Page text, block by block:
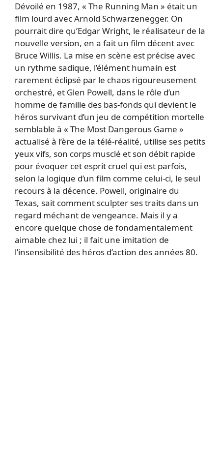
Dévoilé en 1987, « The Running Man » était un
film lourd avec Arnold Schwarzenegger. On
pourrait dire qu’Edgar Wright, le réalisateur de la
nouvelle version, en a fait un film décent avec
Bruce Willis. La mise en scène est précise avec
un rythme sadique, l’élément humain est
rarement éclipsé par le chaos rigoureusement
orchestré, et Glen Powell, dans le rôle d’un
homme de famille des bas-fonds qui devient le
héros survivant d’un jeu de compétition mortelle
semblable à « The Most Dangerous Game »
actualisé à l’ère de la télé-réalité, utilise ses petits
yeux vifs, son corps musclé et son débit rapide
pour évoquer cet esprit cruel qui est parfois,
selon la logique d’un film comme celui-ci, le seul
recours à la décence. Powell, originaire du
Texas, sait comment sculpter ses traits dans un
regard méchant de vengeance. Mais il y a
encore quelque chose de fondamentalement
aimable chez lui ; il fait une imitation de
l’insensibilité des héros d’action des années 80.